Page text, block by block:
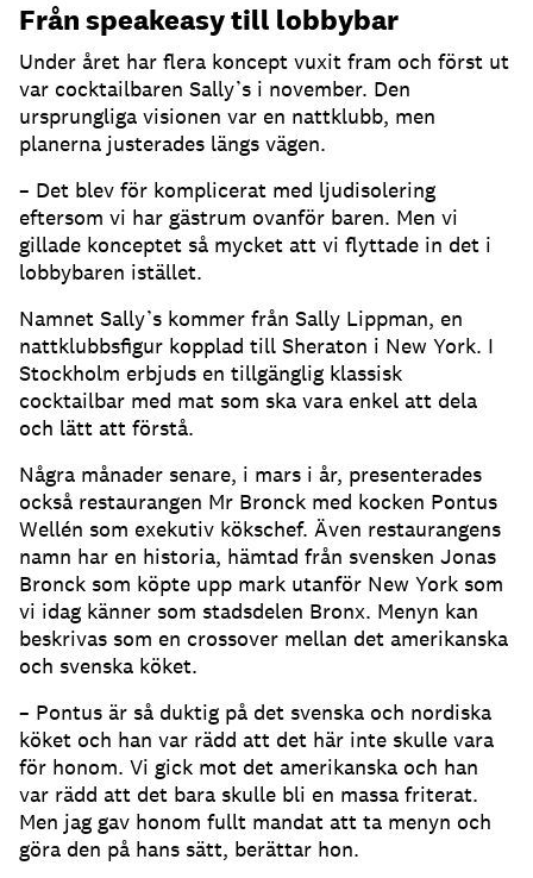
Från speakeasy till lobbybar
Under året har flera koncept vuxit fram och först ut
var cocktailbaren Sally’s i november. Den
ursprungliga visionen var en nattklubb, men
planerna justerades längs vägen.
– Det blev för komplicerat med ljudisolering
eftersom vi har gästrum ovanför baren. Men vi
gillade konceptet så mycket att vi flyttade in det i
lobbybaren istället.
Namnet Sally’s kommer från Sally Lippman, en
nattklubbsfigur kopplad till Sheraton i New York. I
Stockholm erbjuds en tillgänglig klassisk
cocktailbar med mat som ska vara enkel att dela
och lätt att förstå.
Några månader senare, i mars i år, presenterades
också restaurangen Mr Bronck med kocken Pontus
Wellén som exekutiv kökschef. Även restaurangens
namn har en historia, hämtad från svensken Jonas
Bronck som köpte upp mark utanför New York som
vi idag känner som stadsdelen Bronx. Menyn kan
beskrivas som en crossover mellan det amerikanska
och svenska köket.
– Pontus är så duktig på det svenska och nordiska
köket och han var rädd att det här inte skulle vara
för honom. Vi gick mot det amerikanska och han
var rädd att det bara skulle bli en massa friterat.
Men jag gav honom fullt mandat att ta menyn och
göra den på hans sätt, berättar hon.